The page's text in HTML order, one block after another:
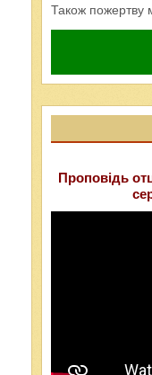
Також пожертву
Проповідь